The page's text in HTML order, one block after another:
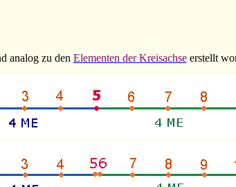
analog zu den Elementen der Kreisachseerstellt